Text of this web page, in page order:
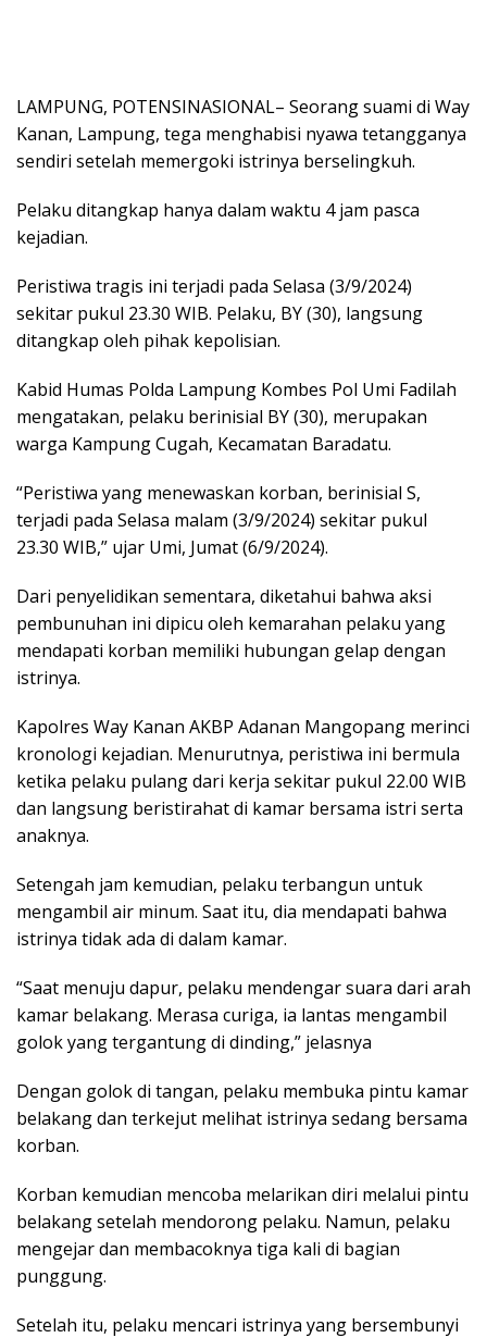
LAMPUNG, POTENSINASIONAL– Seorang suami di Way
Kanan, Lampung, tega menghabisi nyawa tetangganya
sendiri setelah memergoki istrinya berselingkuh.
Pelaku ditangkap hanya dalam waktu 4 jam pasca
kejadian.
Peristiwa tragis ini terjadi pada Selasa (3/9/2024)
sekitar pukul 23.30 WIB. Pelaku, BY (30), langsung
ditangkap oleh pihak kepolisian.
Kabid Humas Polda Lampung Kombes Pol Umi Fadilah
mengatakan, pelaku berinisial BY (30), merupakan
warga Kampung Cugah, Kecamatan Baradatu.
“Peristiwa yang menewaskan korban, berinisial S,
terjadi pada Selasa malam (3/9/2024) sekitar pukul
23.30 WIB,” ujar Umi, Jumat (6/9/2024).
Dari penyelidikan sementara, diketahui bahwa aksi
pembunuhan ini dipicu oleh kemarahan pelaku yang
mendapati korban memiliki hubungan gelap dengan
istrinya.
Kapolres Way Kanan AKBP Adanan Mangopang merinci
kronologi kejadian. Menurutnya, peristiwa ini bermula
ketika pelaku pulang dari kerja sekitar pukul 22.00 WIB
dan langsung beristirahat di kamar bersama istri serta
anaknya.
Setengah jam kemudian, pelaku terbangun untuk
mengambil air minum. Saat itu, dia mendapati bahwa
istrinya tidak ada di dalam kamar.
“Saat menuju dapur, pelaku mendengar suara dari arah
kamar belakang. Merasa curiga, ia lantas mengambil
golok yang tergantung di dinding,” jelasnya
Dengan golok di tangan, pelaku membuka pintu kamar
belakang dan terkejut melihat istrinya sedang bersama
korban.
Korban kemudian mencoba melarikan diri melalui pintu
belakang setelah mendorong pelaku. Namun, pelaku
mengejar dan membacoknya tiga kali di bagian
punggung.
Setelah itu, pelaku mencari istrinya yang bersembunyi